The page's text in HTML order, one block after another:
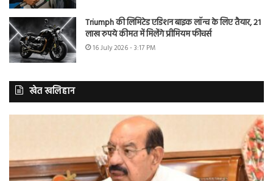
Triumph की लिमिटेड एडिशन बाइक लॉन्च के लिए तैयार, 21
लाख रुपये कीमत में मिलेंगे प्रीमियम फीचर्स
16 July 2026 - 3:17 PM
खेत खलिहान